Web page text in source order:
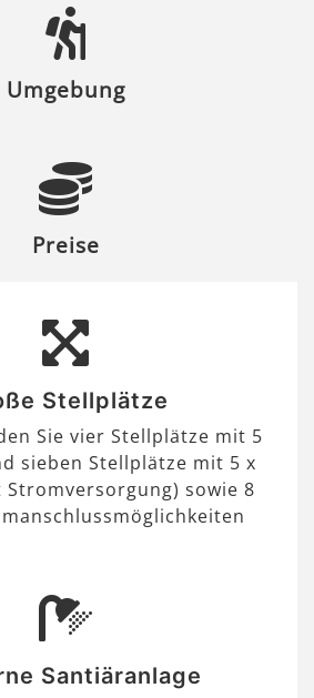
Umgebung
Preise
Stellplätze
Sie vier Stellplätze mit 5
sieben Stellplätze mit 5 x
Stromversorgung) sowie 8
Santiäranlage